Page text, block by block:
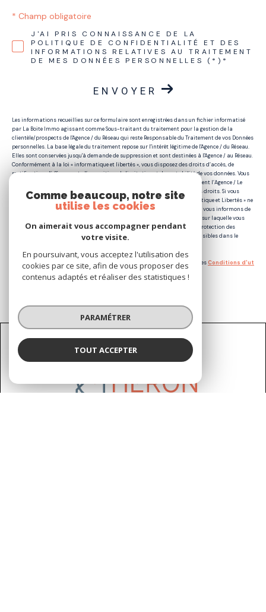
J'AI PRIS CONNAISSANCE DE LA
POLITIQUE DE CONFIDENTIALITÉ ET DES
INFORMATIONS RELATIVES AU TRAITEMENT
DE MES DONNÉES PERSONNELLES (*)*
* Champ obligatoire
ENVOYER
Les informations recueillies sur ce formulaire sont enregistrées dans un fichier informatisé
par La Boite Immo agissant comme Sous-traitant du traitement pour la gestion de la
clientèle/prospects de l'Agence / du Réseau qui reste Responsable du Traitement de vos Données
personnelles. La base légale du traitement repose sur l'intérêt légitime de l'Agence / du Réseau.
Elles sont conservées jusqu'à demande de suppression et sont destinées à l'Agence / au Réseau.
Conformément à la loi « informatique et libertés », vous disposez des droits d’accès, de
rectification, d’effacement, d’opposition, de limitation et de portabilité de vos données. Vous
pouvez retirer votre consentement à tout moment en contactant directement l’Agence / Le
Réseau. Consultez le site
pour plus d’informations sur vos droits. Si vous
estimez, après avoir contacté l'Agence / le Réseau, que vos droits « Informatique et Libertés » ne
sont pas respectés, vous pouvez adresser une réclamation à la CNIL. Nous vous informons de
l’existence de la liste d'opposition au démarchage téléphonique « Bloctel », sur laquelle vous
pouvez vous inscrire ici :https://www.bloctel.gouv.fr. Dans le cadre de la protection des
Données personnelles, nous vous invitons à ne pas inscrire de Données sensibles dans le
Ce site est protégé par reCAPTCHA, les Politiques de Confidentialité et esConditions d'ut
de Google s'appliquent.
Comme beaucoup, notre site
utilise les cookies
On aimerait vous accompagner pendant
votre visite.
En poursuivant, vous acceptez l'utilisation des
cookies par ce site, afin de vous proposer des
contenus adaptés et réaliser des statistiques !
PARAMÉTRER
TOUT ACCEPTER